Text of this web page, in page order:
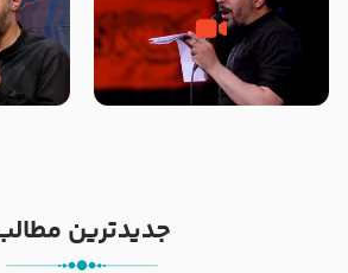
تک ، عبّاس، صاحب دل‌هاست –
حاج حنیف طاهری – عزاداری شب
من غلام
– شور
جدیدترین